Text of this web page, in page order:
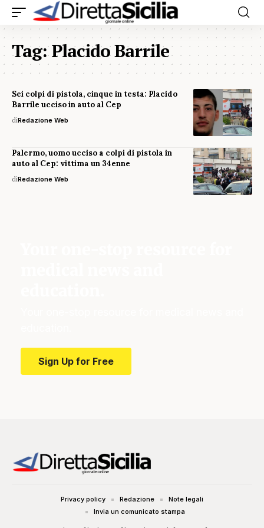
Tag:Placido Barrile
Sei colpi di pistola, cinque in testa: Placido
Barrile ucciso in auto al Cep
diRedazione Web
Palermo, uomo ucciso a colpi di pistola in
auto al Cep: vittima un 34enne
diRedazione Web
Sign Up for Free
Privacy policy Redazione
Note legali
Invia un comunicato stampa